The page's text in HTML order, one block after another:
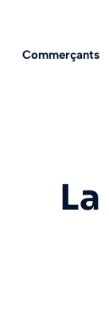
Commerçants